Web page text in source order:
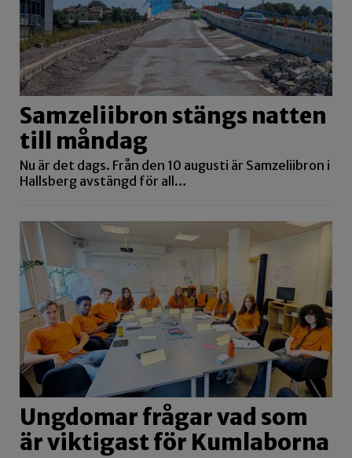
Samzeliibron stängs natten
till måndag
Nu är det dags. Från den 10 augusti är Samzeliibron i
Hallsberg avstängd för all…
Ungdomar frågar vad som
är viktigast för Kumlaborna